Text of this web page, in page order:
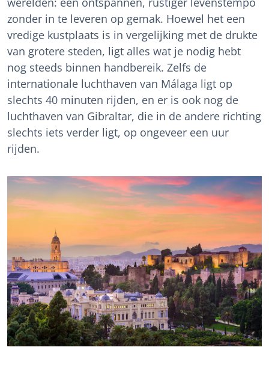
zonder in te leveren op gemak. Hoewel het een
vredige kustplaats is in vergelijking met de drukte
van grotere steden, ligt alles wat je nodig hebt
nog steeds binnen handbereik. Zelfs de
internationale luchthaven van Málaga ligt op
slechts 40 minuten rijden, en er is ook nog de
luchthaven van Gibraltar, die in de andere richting
slechts iets verder ligt, op ongeveer een uur
rijden.